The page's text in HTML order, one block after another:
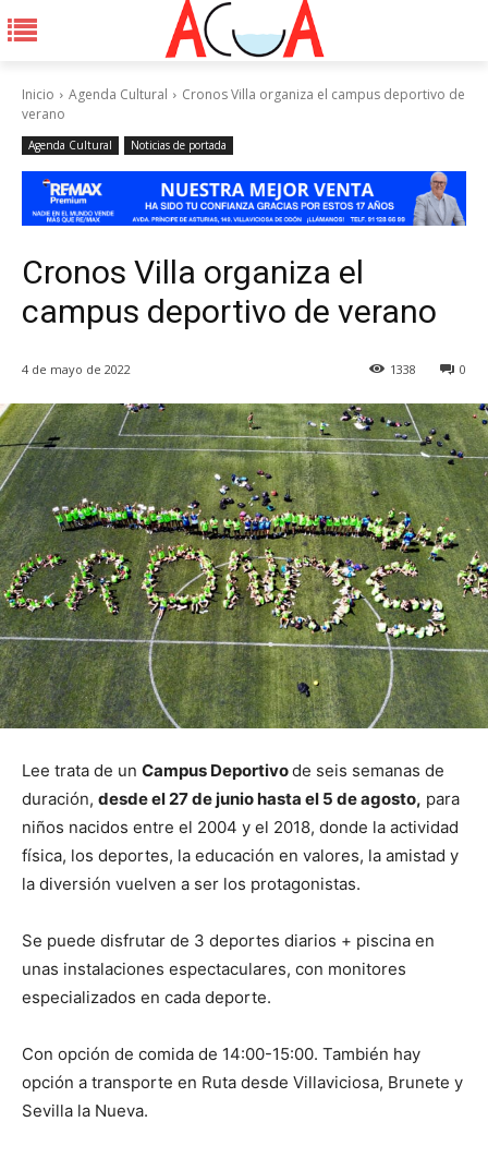
Inicio Agenda Cultural
Cronos Villa organiza el campus deportivo de
verano
Agenda Cultural Noticias de portada
Cronos Villa organiza el
campus deportivo de verano
4 de mayo de 2022 0
1338
Lee trata de un Campus Deportivode seis semanas de
duración, desde el 27 de junio hasta el 5 de agosto, para
niños nacidos entre el 2004 y el 2018, donde la actividad
física, los deportes, la educación en valores, la amistad y
la diversión vuelven a ser los protagonistas.
Se puede disfrutar de 3 deportes diarios + piscina en
unas instalaciones espectaculares, con monitores
especializados en cada deporte.
Con opción de comida de 14:00-15:00. También hay
opción a transporte en Ruta desde Villaviciosa, Brunete y
Sevilla la Nueva.